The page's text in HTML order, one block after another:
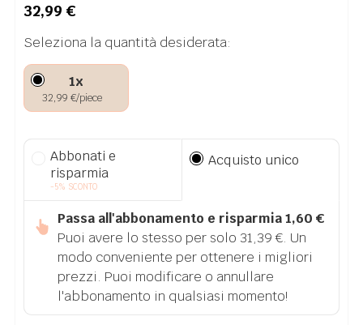
32,99 €
Seleziona la quantità desiderata:
1x
32,99 €/piece
Abbonati e
risparmia
-5% SCONTO
Acquisto unico
Passa all'abbonamento e risparmia1,60 €
Puoi avere lo stesso per solo 31,39€. Un
modo conveniente per ottenere i migliori
prezzi. Puoi modificare o annullare
l'abbonamento in qualsiasi momento!